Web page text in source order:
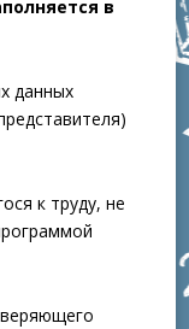
в
данных
к труду, не